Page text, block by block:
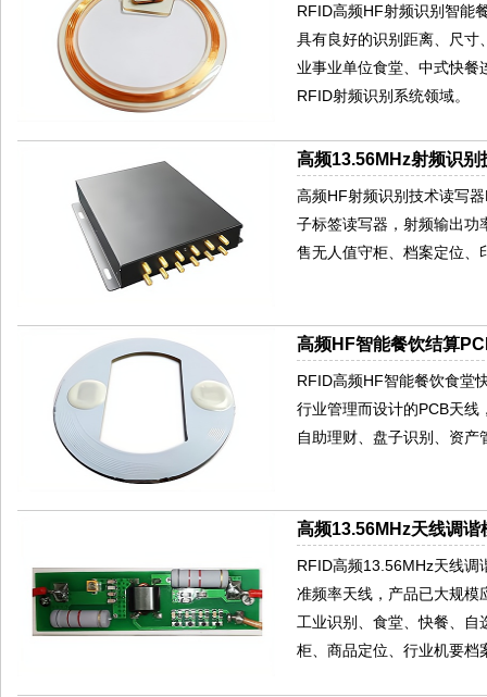
RFID高频HF射频识别智能
具有良好的识别距离、尺寸
业事业单位食堂、中式快
RFID射频识别系统领域。
高频13.56MHz射频识
高频HF射频识别技术读写
子标签读写器，射频输出功
售无人值守柜、档案定位、
高频HF智能餐饮结算
RFID高频HF智能餐饮食堂
行业管理而设计的PCB天线
自助理财、盘子识别、资
高频13.56MHz天线调
RFID高频13.56MHz天线调
准频率天线，产品已大规模
工业识别、食堂、快餐、
柜、商品定位、行业机要档